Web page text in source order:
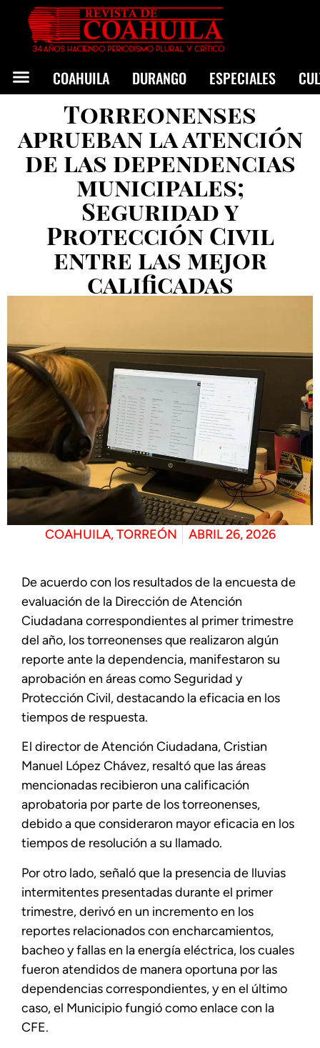
COAHUILA DURANGO ESPECIALES
Torreonenses
aprueban la atención
de las dependencias
municipales;
Seguridad y
Protección Civil
entre las mejor
calificadas
COAHUILA,TORREÓN ABRIL 26, 2026
De acuerdo con los resultados de la encuesta de
evaluación de la Dirección de Atención
Ciudadana correspondientes al primer trimestre
del año, los torreonenses que realizaron algún
reporte ante la dependencia, manifestaron su
aprobación en áreas como Seguridad y
Protección Civil, destacando la eficacia en los
tiempos de respuesta.
El director de Atención Ciudadana, Cristian
Manuel López Chávez, resaltó que las áreas
mencionadas recibieron una calificación
aprobatoria por parte de los torreonenses,
debido a que consideraron mayor eficacia en los
tiempos de resolución a su llamado.
Por otro lado, señaló que la presencia de lluvias
intermitentes presentadas durante el primer
trimestre, derivó en un incremento en los
reportes relacionados con encharcamientos,
bacheo y fallas en la energía eléctrica, los cuales
fueron atendidos de manera oportuna por las
dependencias correspondientes, y en el último
caso, el Municipio fungió como enlace con la
CFE.